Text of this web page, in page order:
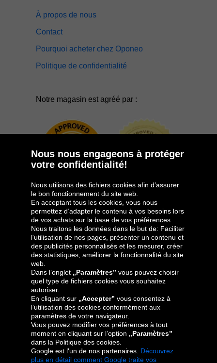
À propos de nous
Contact
Pourquoi acheter chez Oponeo
Politique de confidentialité
Notre magasin est agréé par :
Groupe Oponeo
Česká
republika
Deutschland España
France Italia Magyarország Nederland
Österreich Polska
Slovenská
republika
United
Kingdom
Nous nous engageons à protéger
votre confidentialité!
Nous utilisons des fichiers cookies afin d’assurer
le bon fonctionnement du site web.
En acceptant tous les cookies, vous nous
permettez d’adapter le contenu à vos besoins lors
de vos achats sur la base de vos préférences.
Nous traitons les données dans le but de: Faciliter
l'utilisation de nos pages, présenter un contenu et
des publicités personnalisés et les mesurer, créer
des statistiques, améliorer la fonctionnalité du site
web.
Dans l’onglet „Paramètres” vous pouvez choisir
quel type de fichiers cookies vous souhaitez
autoriser.
En cliquant sur „Accepter” vous consentez à
l’utilisation des cookies conformément aux
paramètres de votre navigateur.
Vous pouvez modifier vos préférences à tout
moment en cliquant sur l’option „Paramètres”
dans la Politique des cookies.
Google est l'un de nos partenaires. Découvrez
plus en détail comment Google traite vos